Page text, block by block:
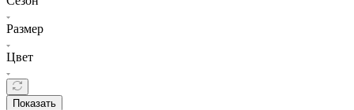
Размер
Цвет
Показать